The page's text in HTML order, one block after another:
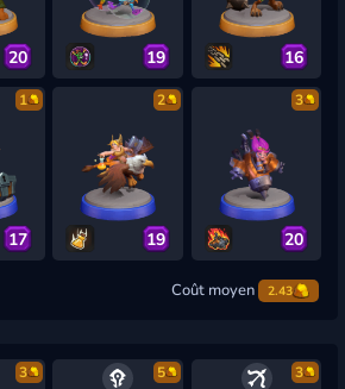
20 19 16
1
17
2
19
3
20
Coût moyen 2.43
3 5 3